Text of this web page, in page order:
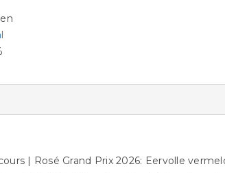
| Rosé Grand Prix 2026: Eervolle